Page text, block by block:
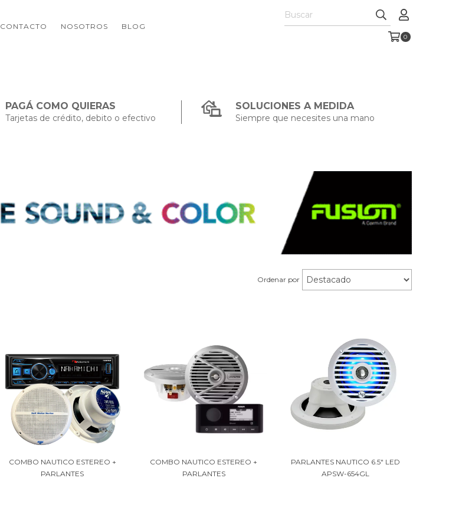
CONTACTO NOSOTROS BLOG
0
PAGÁ COMO QUIERAS
Tarjetas de crédito, debito o efectivo
SOLUCIONES A MEDIDA
Siempre que necesites una mano
Ordenar por
COMBO NAUTICO ESTEREO +
PARLANTES
COMBO NAUTICO ESTEREO +
PARLANTES
PARLANTES NAUTICO 6.5" LED
APSW-654GL